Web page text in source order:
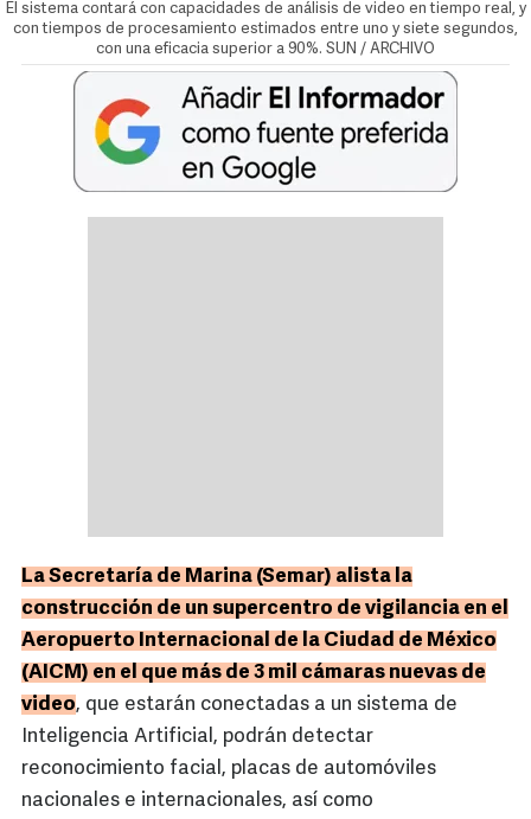
El sistema contará con capacidades de análisis de video en tiempo real, y
con tiempos de procesamiento estimados entre uno y siete segundos,
con una eficacia superior a 90%. SUN / ARCHIVO
La Secretaría de Marina (Semar) alista la
construcción de un supercentro de vigilancia en el
Aeropuerto Internacional de la Ciudad de México
(AICM) en el que más de 3 mil cámaras nuevas de
video, que estarán conectadas a un sistema de
Inteligencia Artificial, podrán detectar
reconocimiento facial, placas de automóviles
nacionales e internacionales, así como